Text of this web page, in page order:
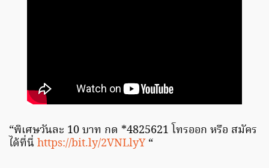
“พิเศษวันละ 10 บาท กด *4825621 โทรออก หรือ สมัคร
ได้ที่นี่https://bit.ly/2VNLlyY“